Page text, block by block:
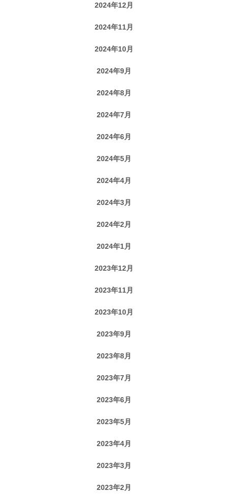
2024年12月
2024年11月
2024年10月
2024年9月
2024年8月
2024年7月
2024年6月
2024年5月
2024年4月
2024年3月
2024年2月
2024年1月
2023年12月
2023年11月
2023年10月
2023年9月
2023年8月
2023年7月
2023年6月
2023年5月
2023年4月
2023年3月
2023年2月